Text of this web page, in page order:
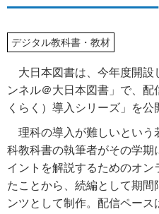
デジタル教科書・教材
大日本図書は、今年度開
ンネル＠大日本図書」で、配
くらく）導入シリーズ」を公
理科の導入が難しいという
科教科書の執筆者がその学
イントを解説するためのオ
たことから、続編として期
ンツとして制作。配信ペース